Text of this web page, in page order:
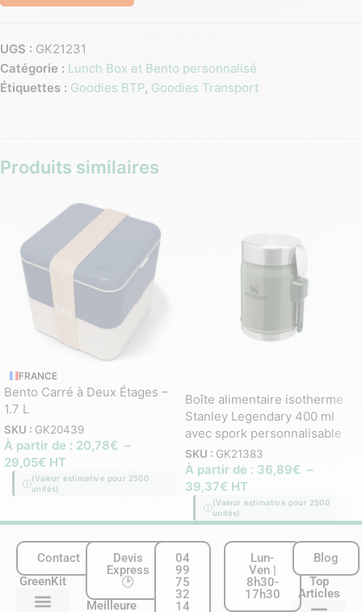
UGS : GK21231
Catégorie : Lunch Box et Bento personnalisé
Étiquettes : Goodies BTP, Goodies Transport
Produits similaires
FRANCE
Bento Carré à Deux Étages –
1.7 L
SKU : GK20439
À partir de : 20,78€ –
29,05€ HT
(Valeur estimative pour 2500
unités)
Boîte alimentaire isotherme
Stanley Legendary 400 ml
avec spork personnalisable
SKU : GK21383
À partir de : 36,89€ –
39,37€ HT
(Valeur estimative pour 2500
unités)
Contact
GreenKit
Devis
Express
🕑
Meilleure
04
99
75
32
14
Lun-
Ven |
8h30-
17h30
Blog
Top
Articles